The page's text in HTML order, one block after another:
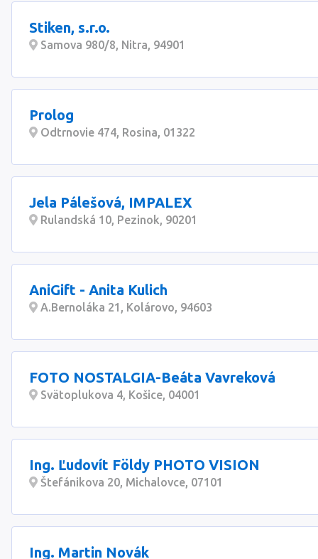
Stiken, s.r.o.
Samova 980/8, Nitra, 94901
Prolog
Odtrnovie 474, Rosina, 01322
Jela Pálešová, IMPALEX
Rulandská 10, Pezinok, 90201
AniGift - Anita Kulich
A.Bernoláka 21, Kolárovo, 94603
FOTO NOSTALGIA-Beáta Vavreková
Svätoplukova 4, Košice, 04001
Ing. Ľudovít Földy PHOTO VISION
Štefánikova 20, Michalovce, 07101
Ing. Martin Novák